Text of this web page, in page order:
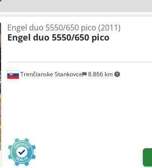
Trenčianske Stankovce 8.866 km
Engel duo 5550/650 pico (2011)
Engel duo 5550/650 pico